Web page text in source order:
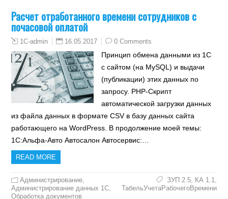
Расчет отработанного времени сотрудников с
почасовой оплатой
1C-admin 16.05.2017 0 Comments
Принцип обмена данными из 1С
с сайтом (на MySQL) и выдачи
(публикации) этих данных по
запросу. PHP-Скрипт
автоматической загрузки данных
из файла данных в формате CSV в базу данных сайта
работающего на WordPress. В продолжение моей темы:
1С:Альфа-Авто Автосалон Автосервис:…
READ MORE
Администрирование,
Администрирование данных 1С,
Обработка документов
ЗУП 2.5, КА 1.1,
ТабельУчетаРабочегоВремени